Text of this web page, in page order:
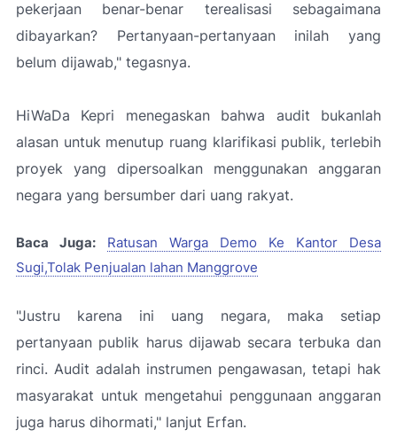
pekerjaan benar-benar terealisasi sebagaimana
dibayarkan? Pertanyaan-pertanyaan inilah yang
belum dijawab," tegasnya.
HiWaDa Kepri menegaskan bahwa audit bukanlah
alasan untuk menutup ruang klarifikasi publik, terlebih
proyek yang dipersoalkan menggunakan anggaran
negara yang bersumber dari uang rakyat.
Baca Juga:
Ratusan Warga Demo Ke Kantor Desa
Sugi,Tolak Penjualan lahan Manggrove
"Justru karena ini uang negara, maka setiap
pertanyaan publik harus dijawab secara terbuka dan
rinci. Audit adalah instrumen pengawasan, tetapi hak
masyarakat untuk mengetahui penggunaan anggaran
juga harus dihormati," lanjut Erfan.